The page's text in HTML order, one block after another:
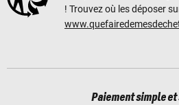
! Trouvez où les déposer
Paiement simple